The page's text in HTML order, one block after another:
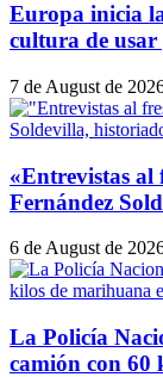
Europa inicia
cultura de
7 de August de
«Entrevistas al
Fernández
6 de August de
La Policía
camión con 60